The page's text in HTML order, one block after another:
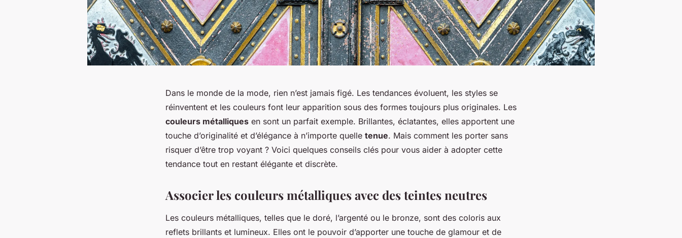
Dans le monde de la mode, rien n’est jamais figé. Les tendances évoluent, les styles se
réinventent et les couleurs font leur apparition sous des formes toujours plus originales. Les
couleurs métalliques en sont un parfait exemple. Brillantes, éclatantes, elles apportent une
touche d’originalité et d’élégance à n’importe quelle tenue. Mais comment les porter sans
risquer d’être trop voyant ? Voici quelques conseils clés pour vous aider à adopter cette
tendance tout en restant élégante et discrète.
Associer les couleurs métalliques avec des teintes neutres
Les couleurs métalliques, telles que le doré, l’argenté ou le bronze, sont des coloris aux
reflets brillants et lumineux. Elles ont le pouvoir d’apporter une touche de glamour et de